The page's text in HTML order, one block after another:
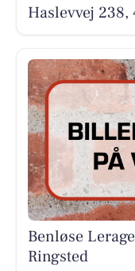
Haslevvej 238,
Benløse
Ringsted